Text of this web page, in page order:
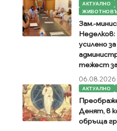
АКТУАЛНО
Зам.-
усилено
тежест
06.08.2026
АКТУАЛНО
Денят, в
обръща